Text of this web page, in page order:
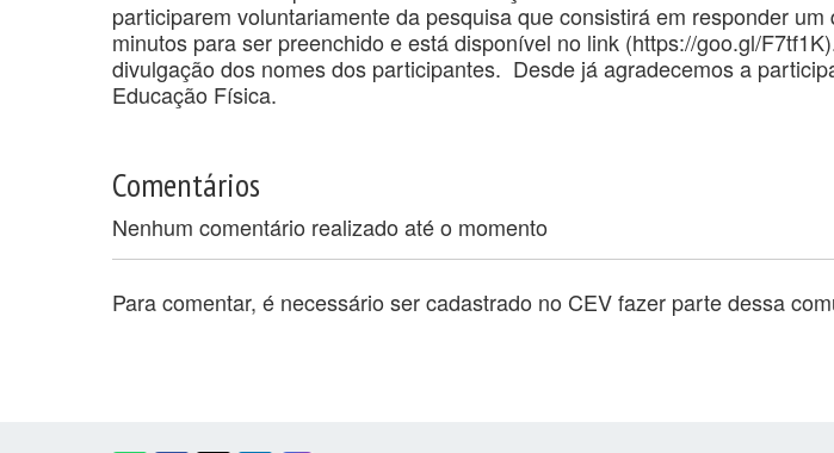
participarem voluntariamente da pesquisa que consistirá em responder
minutos para ser preenchido e está disponível no link (https://goo.gl/
divulgação dos nomes dos participantes. Desde já agradecemos a
Educação Física.
Comentários
Nenhum comentário realizado até o momento
Para comentar, é necessário ser cadastrado no CEV fazer parte dessa